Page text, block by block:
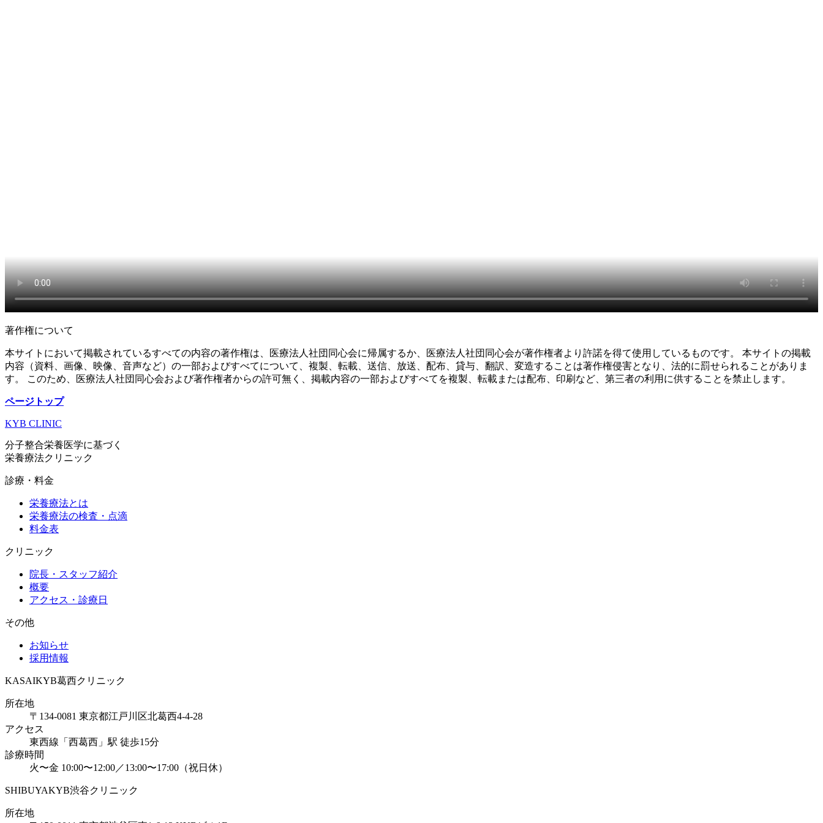
著作権について
本サイトにおいて掲載されているすべての内容の著作権は、医療法人社団同心会に帰属するか、医療法人社団同心会が著作権者より許諾を得て使用しているものです。 本サイトの掲載
内容（資料、画像、映像、音声など）の一部およびすべてについて、複製、転載、送信、放送、配布、貸与、翻訳、変造することは著作権侵害となり、法的に罰せられることがありま
す。 このため、医療法人社団同心会および著作権者からの許可無く、掲載内容の一部およびすべてを複製、転載または配布、印刷など、第三者の利用に供することを禁止します。
ページトップ
KYB CLINIC
分子整合栄養医学に基づく
栄養療法クリニック
診療・料金
栄養療法とは
栄養療法の検査・点滴
料金表
クリニック
院長・スタッフ紹介
概要
アクセス・診療日
その他
お知らせ
採用情報
KASAIKYB葛西クリニック
所在地
〒134-0081 東京都江戸川区北葛西4-4-28
アクセス
東西線「西葛西」駅 徒歩15分
診療時間
火〜金 10:00〜12:00／13:00〜17:00（祝日休）
SHIBUYAKYB渋谷クリニック
所在地